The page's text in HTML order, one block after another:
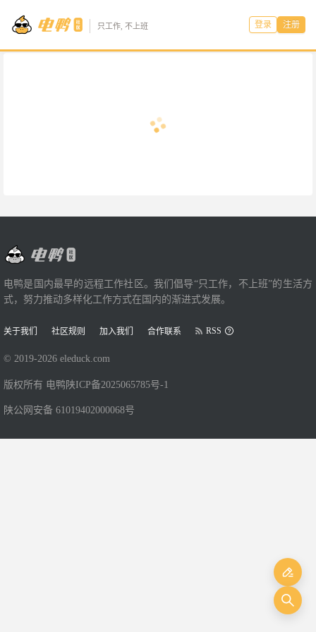
只工作, 不上班 登录 注册
电鸭是国内最早的远程工作社区。我们倡导“只工作，不上班”的生活方
式，努力推动多样化工作方式在国内的渐进式发展。
关于我们 社区规则 加入我们 合作联系 RSS
© 2019-2026 eleduck.com
版权所有 电鸭 陕ICP备2025065785号-1
陕公网安备 61019402000068号